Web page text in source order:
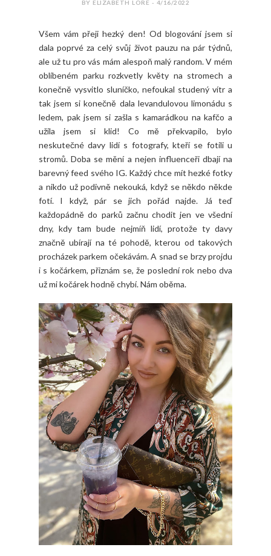
BY ELIZABETH LORE - 4/16/2022
Všem vám přeji hezký den! Od blogování jsem si
dala poprvé za celý svůj život pauzu na pár týdnů,
ale už tu pro vás mám alespoň malý random. V mém
oblíbeném parku rozkvetly květy na stromech a
konečně vysvitlo sluníčko, nefoukal studený vítr a
tak jsem si konečně dala levandulovou limonádu s
ledem, pak jsem si zašla s kamarádkou na kafčo a
užila jsem si klid! Co mě překvapilo, bylo
neskutečné davy lidí s fotografy, kteří se fotili u
stromů. Doba se mění a nejen influenceři dbají na
barevný feed svého IG. Každý chce mít hezké fotky
a nikdo už podivně nekouká, když se někdo někde
fotí. I když, pár se jich pořád najde. Já teď
každopádně do parků začnu chodit jen ve všední
dny, kdy tam bude nejmíň lidí, protože ty davy
značně ubírají na té pohodě, kterou od takových
procházek parkem očekávám. A snad se brzy projdu
i s kočárkem, přiznám se, že poslední rok nebo dva
už mi kočárek hodně chybí. Nám oběma.